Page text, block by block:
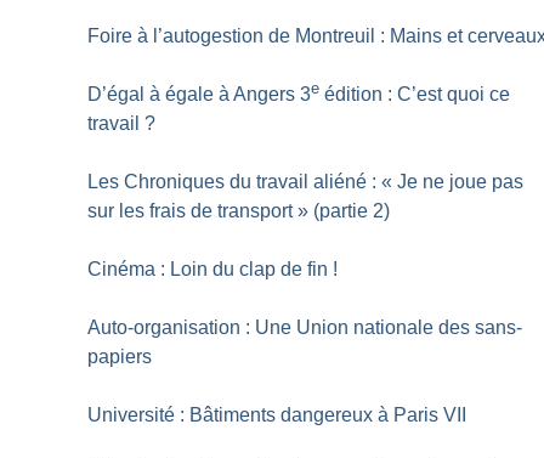
Foire à l’autogestion de Montreuil : Mains et
D’égal à égale à Angers 3e édition : C’est quoi ce
travail ?
Les Chroniques du travail aliéné : « Je ne joue pas
sur les frais de transport » (partie 2)
Cinéma : Loin du clap de fin !
Auto-organisation : Une Union nationale des sans-
papiers
Université : Bâtiments dangereux à Paris VII